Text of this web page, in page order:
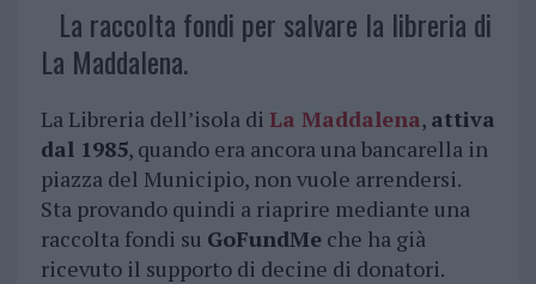
La raccolta fondi per salvare la libreria di
La Maddalena.
La Libreria dell’isola di La Maddalena, attiva
dal 1985, quando era ancora una bancarella in
piazza del Municipio, non vuole arrendersi.
Sta provando quindi a riaprire mediante una
raccolta fondi su GoFundMeche ha già
ricevuto il supporto di decine di donatori.